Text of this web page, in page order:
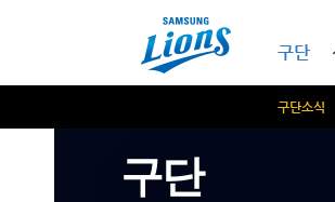
구단
구단소식
구단